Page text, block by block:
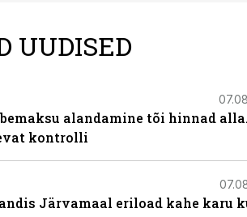
UUDISED
alandamine tõi hinnad
kontrolli
Järvamaal eriload kahe karu